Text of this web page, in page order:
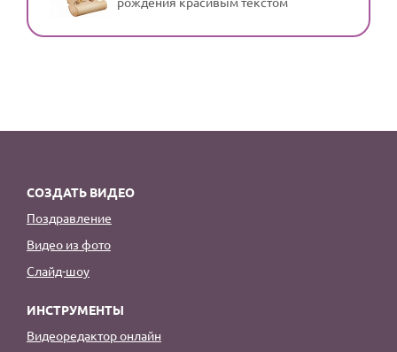
СОЗДАТЬ ВИДЕО
Поздравление
Видео из фото
Слайд-шоу
ИНСТРУМЕНТЫ
Видеоредактор онлайн